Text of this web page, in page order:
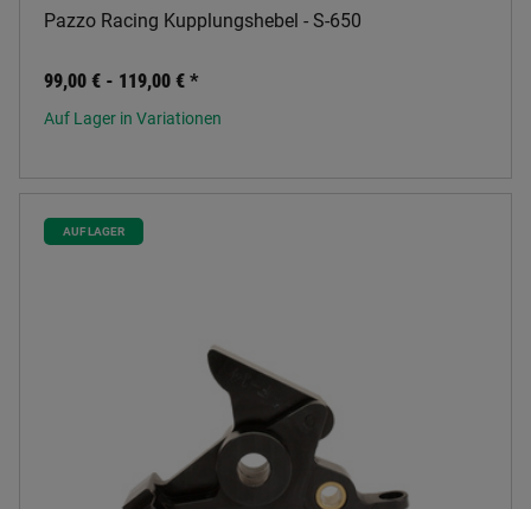
Pazzo Racing Kupplungshebel - S-650
99,00 € - 119,00 € *
Auf Lager in Variationen
AUF LAGER